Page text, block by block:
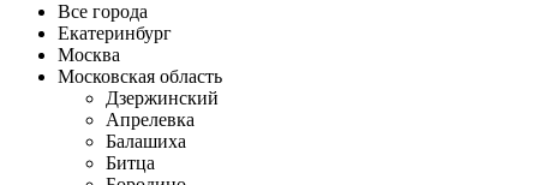
Все города
Екатеринбург
Москва
Московская область
Дзержинский
Апрелевка
Балашиха
Битца